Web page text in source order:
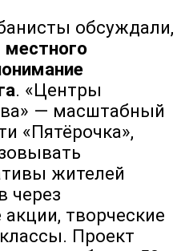
обсуждали,
местного
. «Центры
— масштабный
«Пятёрочка»,
жителей
через
творческие
Проект